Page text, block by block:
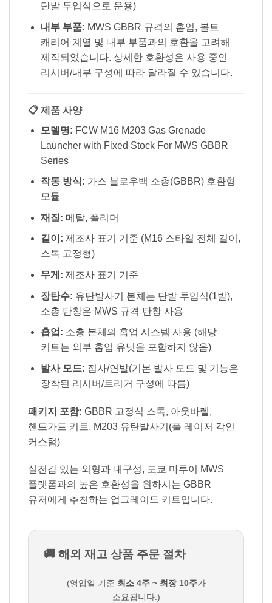
단발 투입식으로 운용)
내부 부품: MWS GBBR 규격의 홉업, 볼트
캐리어 계열 및 내부 부품과의 호환을 고려해
제작되었습니다. 상세한 호환성은 사용 중인
리시버/내부 구성에 따라 달라질 수 있습니다.
📋 제품 사양
모델명: FCW M16 M203 Gas Grenade
Launcher with Fixed Stock For MWS GBBR
Series
작동 방식: 가스 블로우백 소총(GBBR) 호환형
모듈
재질: 메탈, 폴리머
길이: 제조사 표기 기준 (M16 스타일 전체 길이,
스톡 고정형)
무게: 제조사 표기 기준
장탄수: 유탄발사기 본체는 단발 투입식(1발),
소총 탄창은 MWS 규격 탄창 사용
홉업: 소총 본체의 홉업 시스템 사용 (해당
키트는 외부 홉업 유닛을 포함하지 않음)
발사 모드: 점사/연발(기본 발사 모드 및 기능은
장착된 리시버/트리거 구성에 따름)
패키지 포함: GBBR 고정식 스톡, 아웃바렐,
핸드가드 키트, M203 유탄발사기(풀 레이저 각인
커스텀)
실전감 있는 외형과 내구성, 도쿄 마루이 MWS
플랫폼과의 높은 호환성을 원하시는 GBBR
유저에게 추천하는 업그레이드 키트입니다.
🚚 해외 재고 상품 주문 절차
(영업일 기준 최소 4주 ~ 최장 10주가
소요됩니다.)